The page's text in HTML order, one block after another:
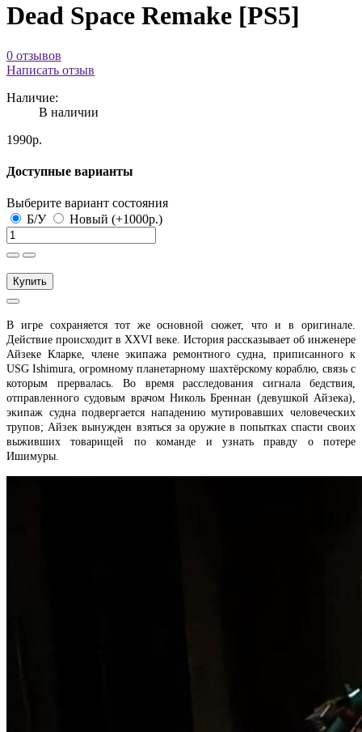
Dead Space Remake [PS5]
0 отзывов
Написать отзыв
Наличие:
В наличии
1990р.
Доступные варианты
Выберите вариант состояния
Б/У
Новый (+1000р.)
Купить
В игре сохраняется тот же основной сюжет, что и в оригинале.
Действие происходит в XXVI веке. История рассказывает об инженере
Айзеке Кларке, члене экипажа ремонтного судна, приписанного к
USG Ishimura, огромному планетарному шахтёрскому кораблю, связь с
которым прервалась. Во время расследования сигнала бедствия,
отправленного судовым врачом Николь Бреннан (девушкой Айзека),
экипаж судна подвергается нападению мутировавших человеческих
трупов; Айзек вынужден взяться за оружие в попытках спасти своих
выживших товарищей по команде и узнать правду о потере
Ишимуры.